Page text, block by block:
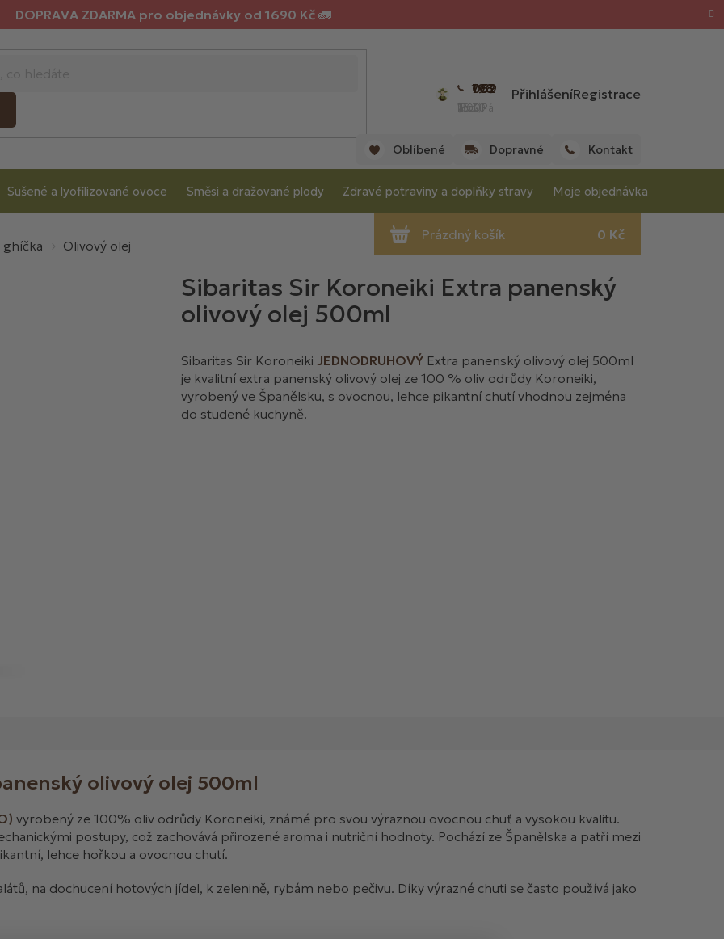
DOPRAVA ZDARMA pro objednávky od 1690 Kč 🚛
702 059 198
(Po - Pá 7:00 - 15:30 hod.)
PřihlášeníRegistrace
Oblíbené Dopravné Kontakt
Sušené a lyofilizované ovoce Směsi a dražované plody Zdravé potraviny a doplňky stravy Moje objednávka
ghíčka Olivový olej
Sibaritas Sir Koroneiki Extra panenský
olivový olej 500ml
Sibaritas Sir Koroneiki JEDNODRUHOVÝ Extra panenský olivový olej 500ml
je kvalitní extra panenský olivový olej ze 100 % oliv odrůdy Koroneiki,
vyrobený ve Španělsku, s ovocnou, lehce pikantní chutí vhodnou zejména
do studené kuchyně.
olivový olej 500ml
vyrobený ze 100% oliv odrůdy Koroneiki, známé pro svou výraznou ovocnou chuť a vysokou kvalitu.
postupy, což zachovává přirozené aroma i nutriční hodnoty. Pochází ze Španělska a patří mezi
lehce hořkou a ovocnou chutí.
na dochucení hotových jídel, k zelenině, rybám nebo pečivu. Díky výrazné chuti se často používá jako